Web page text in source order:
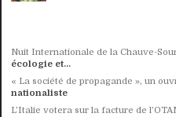
Nuit Internationale de la Chauve-
écologie et...
« La société de propagande », un
nationaliste
L’Italie votera sur la facture de